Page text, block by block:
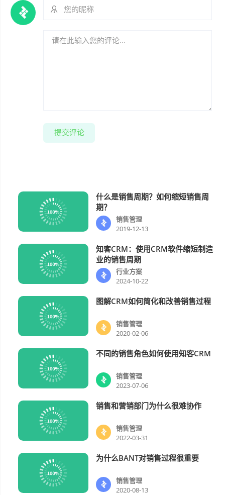
提交评论
什么是销售周期？如何缩短销售周
期？
销售管理
2019-12-13
知客CRM：使用CRM软件缩短制造
业的销售周期
行业方案
2024-10-22
图解CRM如何简化和改善销售过程
销售管理
2020-02-06
不同的销售角色如何使用知客CRM
销售管理
2023-07-06
销售和营销部门为什么很难协作
销售管理
2022-03-31
为什么BANT对销售过程很重要
销售管理
2020-08-13